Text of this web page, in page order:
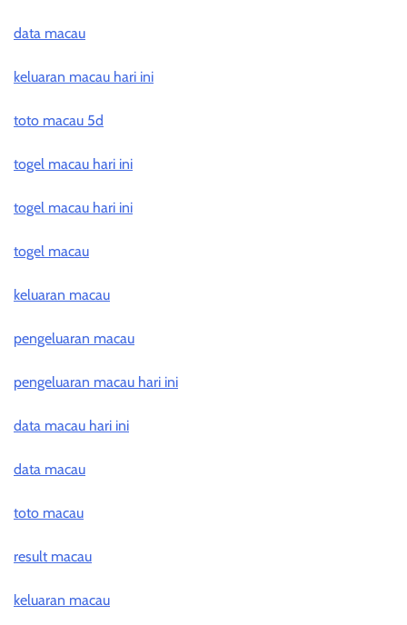
data macau
keluaran macau hari ini
toto macau 5d
togel macau hari ini
togel macau hari ini
togel macau
keluaran macau
pengeluaran macau
pengeluaran macau hari ini
data macau hari ini
data macau
toto macau
result macau
keluaran macau